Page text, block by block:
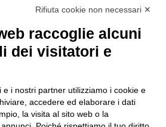
rifiorente a fiore grande poco
bellezza sta nel bouquet
regala ai nostri occhi
Rifiuta cookie non necessari ✕
raccoglie alcuni
dei visitatori e
e i nostri partner utilizziamo i cookie e
accedere ed elaborare i dati
la visita al sito web o la